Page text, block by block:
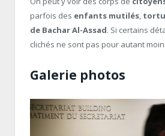
parfois des enfants mutilés,
de Bachar Al-Assad. Si certains
clichés ne sont pas pour autant
Galerie photos